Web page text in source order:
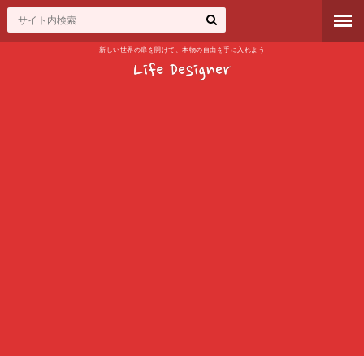
新しい世界の扉を開けて、本物の自由を手に入れよう